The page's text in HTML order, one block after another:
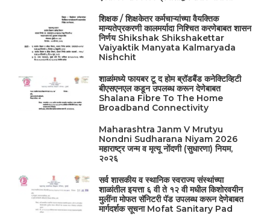
शिक्षक / शिक्षकेतर कर्मचाऱ्यांच्या वैयक्तिक
मान्यतेप्रकरणी कालमर्यादा निश्चित करणेबाबत शासन
निर्णय Shikshak Shikshakettar
Vaiyaktik Manyata Kalmaryada
Nishchit
शाळांमध्ये फायबर टू द होम ब्रॉडबैंड कनेक्टिव्हिटी
बीएसएनएल कडून उपलब्ध करून देणेबाबत
Shalana Fibre To The Home
Broadband Connectivity
Maharashtra Janm V Mrutyu
Nondni Sudharana Niyam 2026
महाराष्ट्र जन्म व मृत्यू नोंदणी (सुधारणा) नियम,
२०२६
सर्व शासकीय व स्थानिक स्वराज्य संस्थांच्या
शाळांतील इयत्ता ६ वी ते १२ वी मधील किशोरवयीन
मुलींना मोफत सॅनिटरी पॅड उपलब्ध करून देणेबाबत
मार्गदर्शक सूचना Mofat Sanitary Pad